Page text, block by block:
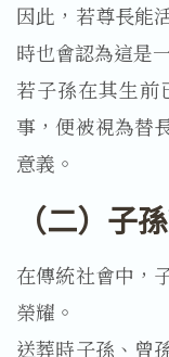
因此，若尊長能
時也會認為這是
若子孫在其生
事，便被視為替
意義。
（二）子
在傳統社會中，
榮耀。
送葬時子孫、曾